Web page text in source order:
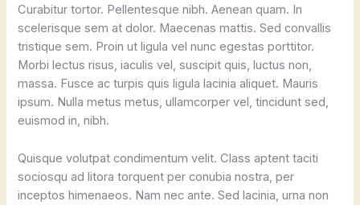
Curabitur tortor. Pellentesque nibh. Aenean quam. In
scelerisque sem at dolor. Maecenas mattis. Sed convallis
tristique sem. Proin ut ligula vel nunc egestas porttitor.
Morbi lectus risus, iaculis vel, suscipit quis, luctus non,
massa. Fusce ac turpis quis ligula lacinia aliquet. Mauris
ipsum. Nulla metus metus, ullamcorper vel, tincidunt sed,
euismod in, nibh.
Quisque volutpat condimentum velit. Class aptent taciti
sociosqu ad litora torquent per conubia nostra, per
inceptos himenaeos. Nam nec ante. Sed lacinia, urna non